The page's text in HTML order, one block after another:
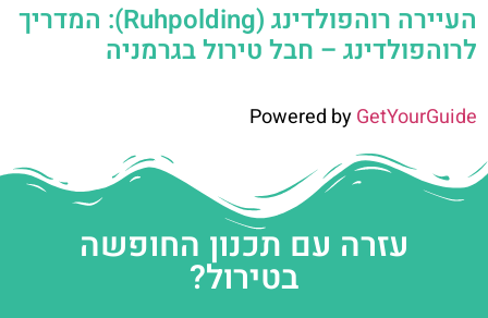
העיירה רוהפולדינג (Ruhpolding): המדריך
לרוהפולדינג – חבל טירול בגרמניה
Powered byGetYourGuide
עזרה עם תכנון החופשה
בטירול?